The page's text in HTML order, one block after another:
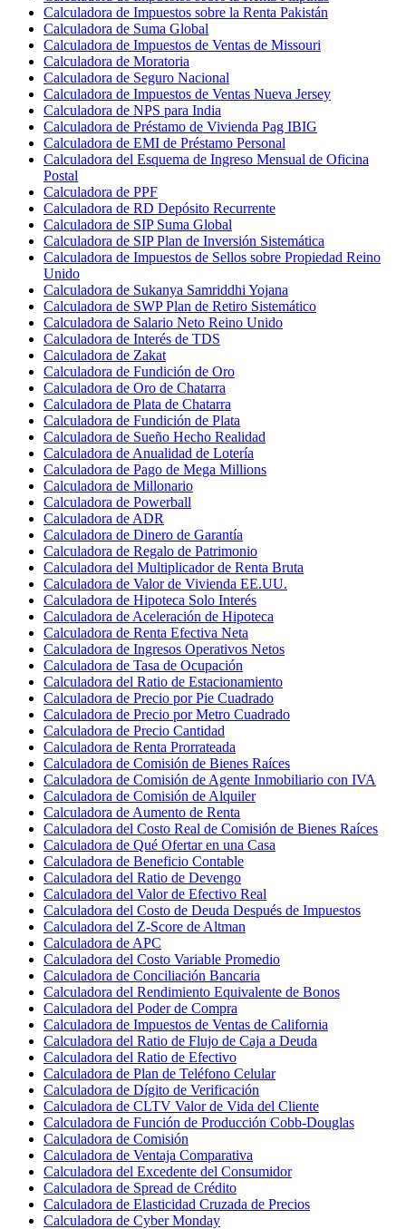
Calculadora de Impuestos sobre la Renta Pakistán
Calculadora de Suma Global
Calculadora de Impuestos de Ventas de Missouri
Calculadora de Moratoria
Calculadora de Seguro Nacional
Calculadora de Impuestos de Ventas Nueva Jersey
Calculadora de NPS para India
Calculadora de Préstamo de Vivienda Pag IBIG
Calculadora de EMI de Préstamo Personal
Calculadora del Esquema de Ingreso Mensual de Oficina
Postal
Calculadora de PPF
Calculadora de RD Depósito Recurrente
Calculadora de SIP Suma Global
Calculadora de SIP Plan de Inversión Sistemática
Calculadora de Impuestos de Sellos sobre Propiedad Reino
Unido
Calculadora de Sukanya Samriddhi Yojana
Calculadora de SWP Plan de Retiro Sistemático
Calculadora de Salario Neto Reino Unido
Calculadora de Interés de TDS
Calculadora de Zakat
Calculadora de Fundición de Oro
Calculadora de Oro de Chatarra
Calculadora de Plata de Chatarra
Calculadora de Fundición de Plata
Calculadora de Sueño Hecho Realidad
Calculadora de Anualidad de Lotería
Calculadora de Pago de Mega Millions
Calculadora de Millonario
Calculadora de Powerball
Calculadora de ADR
Calculadora de Dinero de Garantía
Calculadora de Regalo de Patrimonio
Calculadora del Multiplicador de Renta Bruta
Calculadora de Valor de Vivienda EE.UU.
Calculadora de Hipoteca Solo Interés
Calculadora de Aceleración de Hipoteca
Calculadora de Renta Efectiva Neta
Calculadora de Ingresos Operativos Netos
Calculadora de Tasa de Ocupación
Calculadora del Ratio de Estacionamiento
Calculadora de Precio por Pie Cuadrado
Calculadora de Precio por Metro Cuadrado
Calculadora de Precio Cantidad
Calculadora de Renta Prorrateada
Calculadora de Comisión de Bienes Raíces
Calculadora de Comisión de Agente Inmobiliario con IVA
Calculadora de Comisión de Alquiler
Calculadora de Aumento de Renta
Calculadora del Costo Real de Comisión de Bienes Raíces
Calculadora de Qué Ofertar en una Casa
Calculadora de Beneficio Contable
Calculadora del Ratio de Devengo
Calculadora del Valor de Efectivo Real
Calculadora del Costo de Deuda Después de Impuestos
Calculadora del Z-Score de Altman
Calculadora de APC
Calculadora del Costo Variable Promedio
Calculadora de Conciliación Bancaria
Calculadora del Rendimiento Equivalente de Bonos
Calculadora del Poder de Compra
Calculadora de Impuestos de Ventas de California
Calculadora del Ratio de Flujo de Caja a Deuda
Calculadora del Ratio de Efectivo
Calculadora de Plan de Teléfono Celular
Calculadora de Dígito de Verificación
Calculadora de CLTV Valor de Vida del Cliente
Calculadora de Función de Producción Cobb-Douglas
Calculadora de Comisión
Calculadora de Ventaja Comparativa
Calculadora del Excedente del Consumidor
Calculadora de Spread de Crédito
Calculadora de Elasticidad Cruzada de Precios
Calculadora de Cyber Monday